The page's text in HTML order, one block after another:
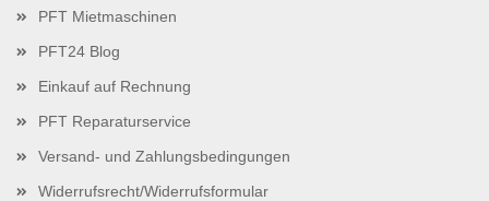
PFT Mietmaschinen
PFT24 Blog
Einkauf auf Rechnung
PFT Reparaturservice
Versand- und Zahlungsbedingungen
Widerrufsrecht/Widerrufsformular